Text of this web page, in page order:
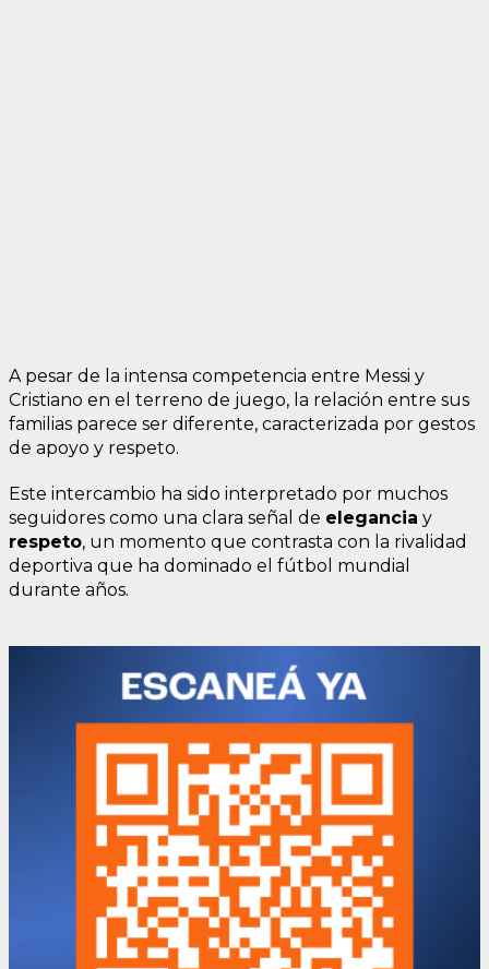
A pesar de la intensa competencia entre Messi y
Cristiano en el terreno de juego, la relación entre sus
familias parece ser diferente, caracterizada por gestos
de apoyo y respeto.
Este intercambio ha sido interpretado por muchos
seguidores como una clara señal de elegancia y
respeto, un momento que contrasta con la rivalidad
deportiva que ha dominado el fútbol mundial
durante años.